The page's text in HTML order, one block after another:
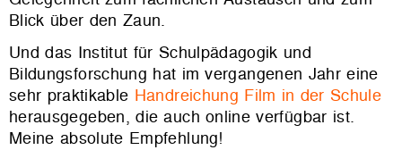
Blick über den Zaun.
Und das Institut für Schulpädagogik und
Bildungsforschung hat im vergangenen Jahr eine
sehr praktikable Handreichung Film in der Schule
herausgegeben, die auch online verfügbar ist.
Meine absolute Empfehlung!